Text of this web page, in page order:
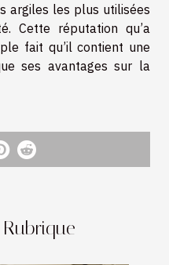
argiles les plus utilisées
Cette réputation qu’a
fait qu’il contient une
ses avantages sur la